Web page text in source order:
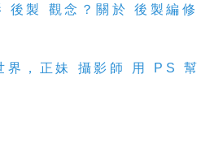
後製 觀念？關於 後製編修
界，正妹 攝影師 用 PS 幫